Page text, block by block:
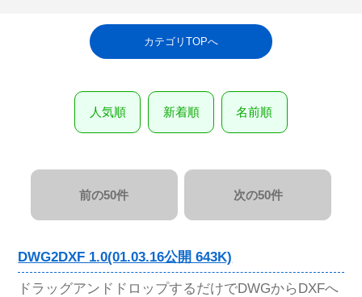
カテゴリTOPへ
人気順 新着順 名前順
前の50件 次の50件
DWG2DXF 1.0(01.03.16公開 643K)
ドラッグアンドドロップするだけでDWGからDXFへ